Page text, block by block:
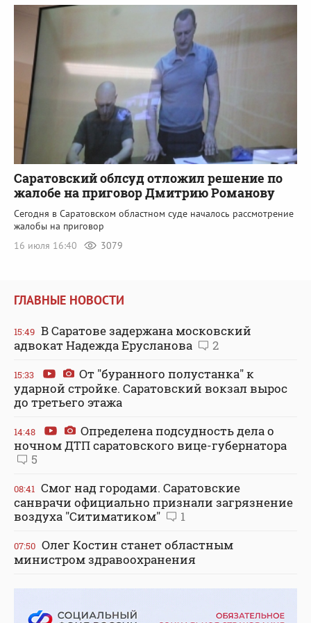
Саратовский облсуд отложил решение по
жалобе на приговор Дмитрию Романову
Сегодня в Саратовском областном суде началось рассмотрение
жалобы на приговор
16 июля 16:40
3079
ГЛАВНЫЕ НОВОСТИ
15:49 В Саратове задержана московский
адвокат Надежда Ерусланова
2
15:33
От "буранного полустанка" к
ударной стройке. Саратовский вокзал вырос
до третьего этажа
14:48
Определена подсудность дела о
ночном ДТП саратовского вице-губернатора
5
08:41 Смог над городами. Саратовские
санврачи официально признали загрязнение
воздуха "Ситиматиком"
1
07:50 Олег Костин станет областным
министром здравоохранения